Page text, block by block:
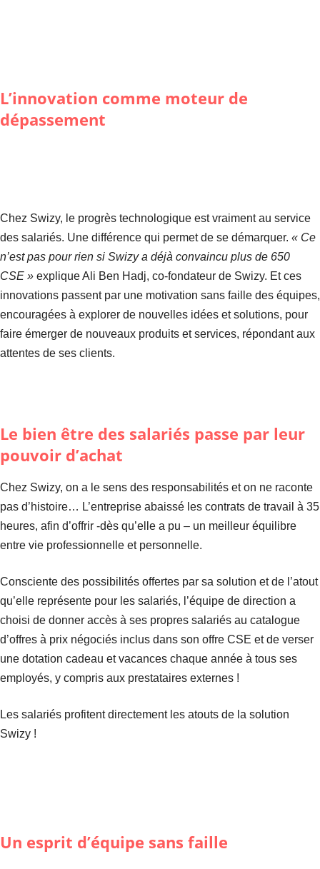
L’innovation comme moteur de
dépassement
Chez Swizy, le progrès technologique est vraiment au service
des salariés. Une différence qui permet de se démarquer. « Ce
n’est pas pour rien si Swizy a déjà convaincu plus de 650
CSE » explique Ali Ben Hadj, co-fondateur de Swizy. Et ces
innovations passent par une motivation sans faille des équipes,
encouragées à explorer de nouvelles idées et solutions, pour
faire émerger de nouveaux produits et services, répondant aux
attentes de ses clients.
Le bien être des salariés passe par leur
pouvoir d’achat
Chez Swizy, on a le sens des responsabilités et on ne raconte
pas d’histoire… L’entreprise abaissé les contrats de travail à 35
heures, afin d’offrir -dès qu’elle a pu – un meilleur équilibre
entre vie professionnelle et personnelle.
Consciente des possibilités offertes par sa solution et de l’atout
qu’elle représente pour les salariés, l’équipe de direction a
choisi de donner accès à ses propres salariés au catalogue
d’offres à prix négociés inclus dans son offre CSE et de verser
une dotation cadeau et vacances chaque année à tous ses
employés, y compris aux prestataires externes !
Les salariés profitent directement les atouts de la solution
Swizy !
Un esprit d’équipe sans faille